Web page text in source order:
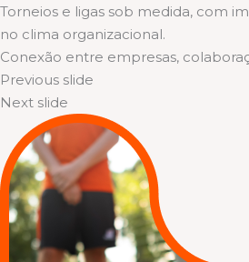
Torneios e ligas sob medida, com
no clima organizacional.
Conexão entre empresas,
Previous slide
Next slide